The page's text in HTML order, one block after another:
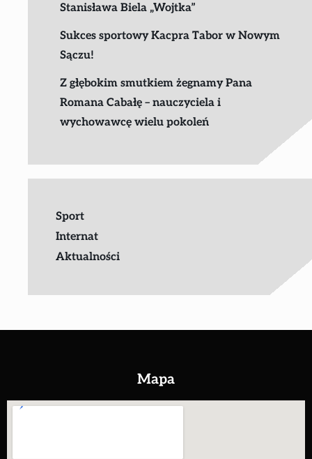
Stanisława Biela „Wojtka”
Sukces sportowy Kacpra Tabor w Nowym
Sączu!
Z głębokim smutkiem żegnamy Pana
Romana Cabałę – nauczyciela i
wychowawcę wielu pokoleń
Sport
Internat
Aktualności
Mapa